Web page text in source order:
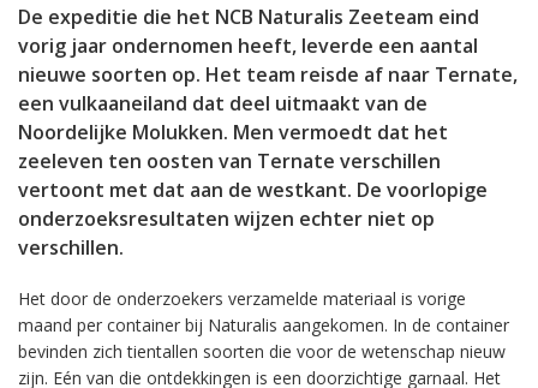
De expeditie die het NCB Naturalis Zeeteam eind
vorig jaar ondernomen heeft, leverde een aantal
nieuwe soorten op. Het team reisde af naar Ternate,
een vulkaaneiland dat deel uitmaakt van de
Noordelijke Molukken. Men vermoedt dat het
zeeleven ten oosten van Ternate verschillen
vertoont met dat aan de westkant. De voorlopige
onderzoeksresultaten wijzen echter niet op
verschillen.
Het door de onderzoekers verzamelde materiaal is vorige
maand per container bij Naturalis aangekomen. In de container
bevinden zich tientallen soorten die voor de wetenschap nieuw
zijn. Eén van die ontdekkingen is een doorzichtige garnaal. Het